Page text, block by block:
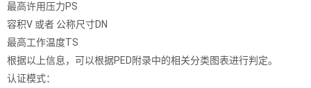
最高许用压力PS
容积V 或者 公称尺寸DN
最高工作温度TS
根据以上信息，可以根据PED附录中的相关分类图表进行判定。
认证模式：